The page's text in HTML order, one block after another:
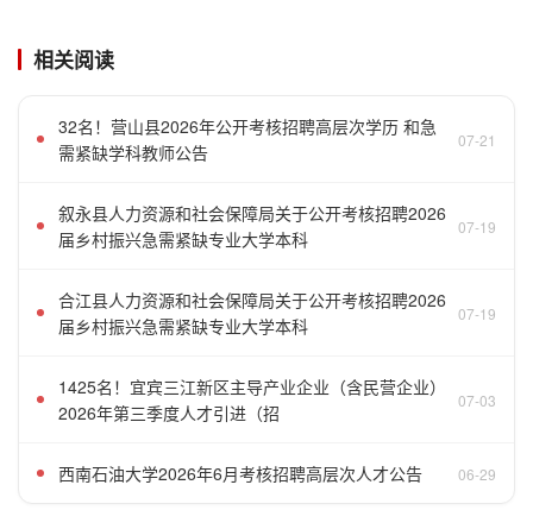
相关阅读
32名！营山县2026年公开考核招聘高层次学历 和急
需紧缺学科教师公告
07-21
叙永县人力资源和社会保障局关于公开考核招聘2026
届乡村振兴急需紧缺专业大学本科
07-19
合江县人力资源和社会保障局关于公开考核招聘2026
届乡村振兴急需紧缺专业大学本科
07-19
1425名！宜宾三江新区主导产业企业（含民营企业）
2026年第三季度人才引进（招
07-03
西南石油大学2026年6月考核招聘高层次人才公告 06-29